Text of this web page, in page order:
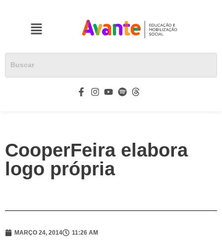
CooperFeira elabora
logo própria
MARÇO 24, 2014 11:26 AM